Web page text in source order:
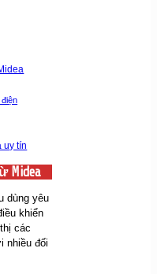
uy tín
Midea
dùng yêu
khiển
các
nhiều đối